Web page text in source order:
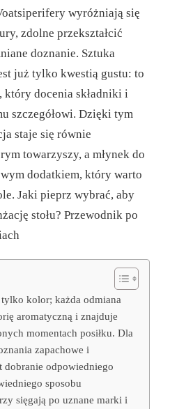
wyróżniają się
zdolne przekształcić
doznanie. Sztuka
już tylko kwestią gustu: to
który docenia składniki i
szczegółowi. Dzięki tym
staje się równie
towarzyszy, a młynek do
dodatkiem, który warto
Jaki pieprz wybrać, aby
stołu? Przewodnik po
kolor; każda odmiana
aromatyczną i znajduje
momentach posiłku. Dla
zapachowe i
dobranie odpowiedniego
sposobu
sięgają po uznane marki i